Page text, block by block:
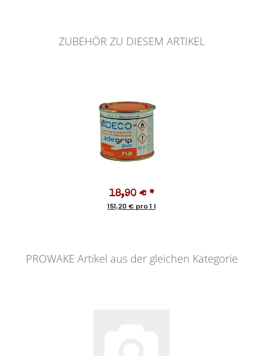
ZUBEHÖR ZU DIESEM ARTIKEL
18,90 € *
151,20 € pro 1 l
PROWAKE Artikel aus der gleichen Kategorie